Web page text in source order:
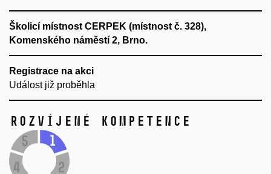
Školicí místnost CERPEK (místnost č. 328),
Komenského náměstí 2, Brno.
Registrace na akci
Událost již proběhla
Rozvíjené kompetence